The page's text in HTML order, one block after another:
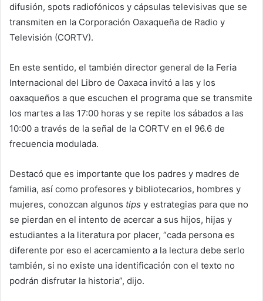
difusión, spots radiofónicos y cápsulas televisivas que se
transmiten en la Corporación Oaxaqueña de Radio y
Televisión (CORTV).
En este sentido, el también director general de la Feria
Internacional del Libro de Oaxaca invitó a las y los
oaxaqueños a que escuchen el programa que se transmite
los martes a las 17:00 horas y se repite los sábados a las
10:00 a través de la señal de la CORTV en el 96.6 de
frecuencia modulada.
Destacó que es importante que los padres y madres de
familia, así como profesores y bibliotecarios, hombres y
mujeres, conozcan algunos tips y estrategias para que no
se pierdan en el intento de acercar a sus hijos, hijas y
estudiantes a la literatura por placer, “cada persona es
diferente por eso el acercamiento a la lectura debe serlo
también, si no existe una identificación con el texto no
podrán disfrutar la historia”, dijo.